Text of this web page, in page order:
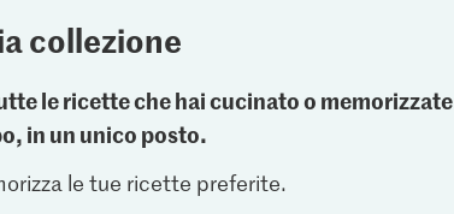
collezione
le ricette che hai cucinato o memorizzate
in un unico posto.
le tue ricette preferite.